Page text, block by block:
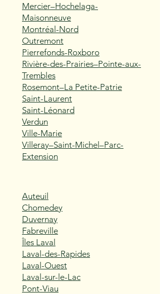
Mercier–Hochelaga-
Maisonneuve
Montréal-Nord
Outremont
Pierrefonds-Roxboro
Rivière-des-Prairies–Pointe-aux-
Trembles
Rosemont–La Petite-Patrie
Saint-Laurent
Saint-Léonard
Verdun
Ville-Marie
Villeray–Saint-Michel–Parc-
Extension
Auteuil
Chomedey
Duvernay
Fabreville
Îles Laval
Laval-des-Rapides
Laval-Ouest
Laval-sur-le-Lac
Pont-Viau